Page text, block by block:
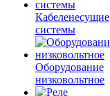
Кабеленесущие
системы
Оборудование
низковольтное